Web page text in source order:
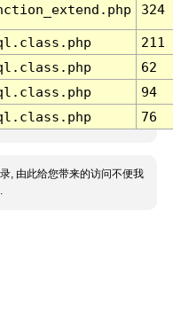
324
211
62
94
76
, 由此给您带来的访问不便我